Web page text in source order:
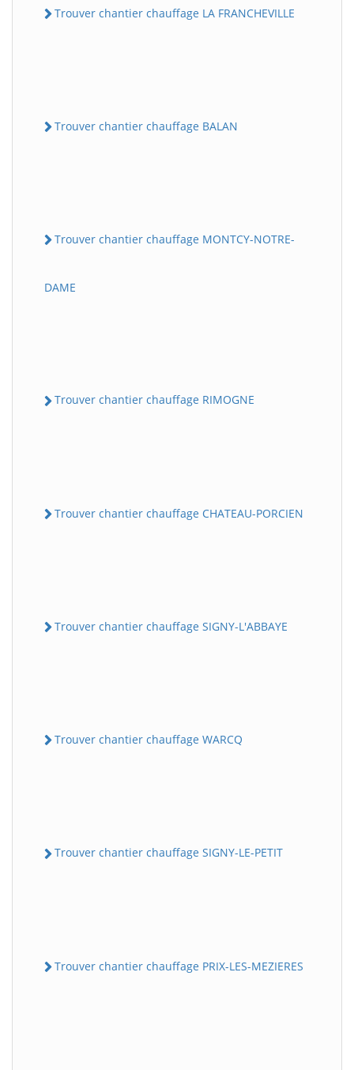
Trouver chantier chauffage LA FRANCHEVILLE
Trouver chantier chauffage BALAN
Trouver chantier chauffage MONTCY-NOTRE-
DAME
Trouver chantier chauffage RIMOGNE
Trouver chantier chauffage CHATEAU-PORCIEN
Trouver chantier chauffage SIGNY-L'ABBAYE
Trouver chantier chauffage WARCQ
Trouver chantier chauffage SIGNY-LE-PETIT
Trouver chantier chauffage PRIX-LES-MEZIERES